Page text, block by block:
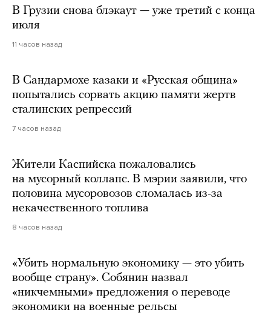
В Грузии снова блэкаут — уже третий с конца
июля
11 часов назад
В Сандармохе казаки и «Русская община»
попытались сорвать акцию памяти жертв
сталинских репрессий
7 часов назад
Жители Каспийска пожаловались
на мусорный коллапс. В мэрии заявили, что
половина мусоровозов сломалась из-за
некачественного топлива
8 часов назад
«Убить нормальную экономику — это убить
вообще страну». Собянин назвал
«никчемными» предложения о переводе
экономики на военные рельсы